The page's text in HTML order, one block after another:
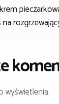
wyświetlenia.